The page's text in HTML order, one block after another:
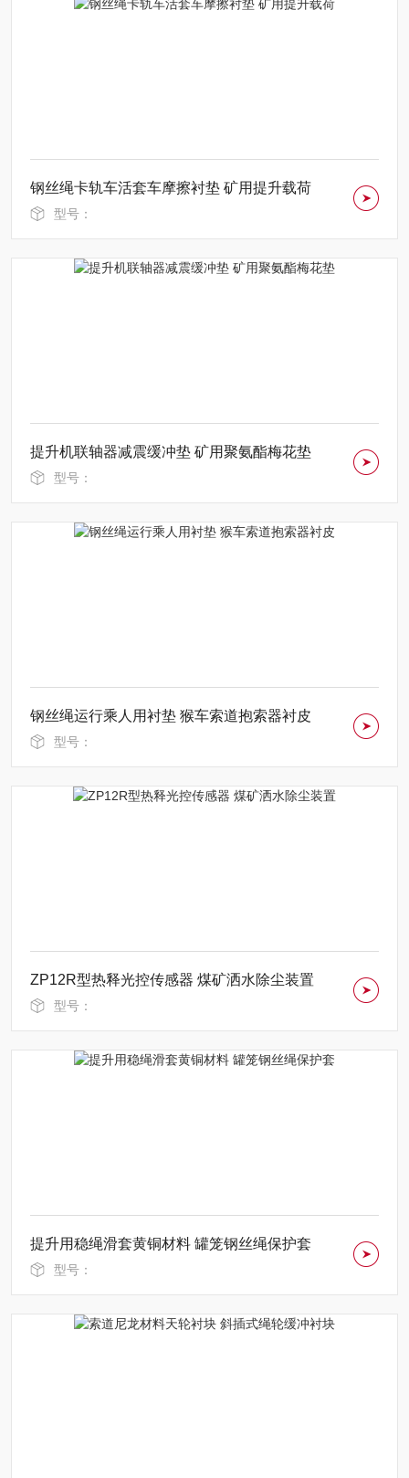
钢丝绳卡轨车活套车摩擦衬垫 矿用提升载荷
型号：
提升机联轴器减震缓冲垫 矿用聚氨酯梅花垫
型号：
钢丝绳运行乘人用衬垫 猴车索道抱索器衬皮
型号：
ZP12R型热释光控传感器 煤矿洒水除尘装置
型号：
提升用稳绳滑套黄铜材料 罐笼钢丝绳保护套
型号：